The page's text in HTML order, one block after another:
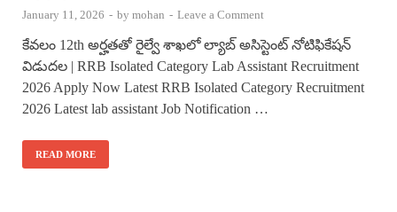
January 11, 2026 - by mohan - Leave a Comment
కేవలం 12th అర్హతతో రైల్వే శాఖలో ల్యాబ్ అసిస్టెంట్ నోటిఫికేషన్
విడుదల | RRB Isolated Category Lab Assistant Recruitment
2026 Apply Now Latest RRB Isolated Category Recruitment
2026 Latest lab assistant Job Notification …
READ MORE